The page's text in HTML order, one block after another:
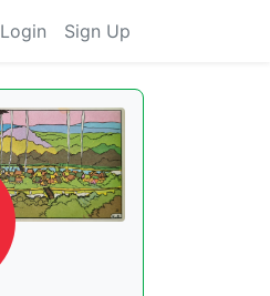
Login Sign Up